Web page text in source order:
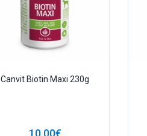
Canvit Biotin Maxi 230g
10.00€